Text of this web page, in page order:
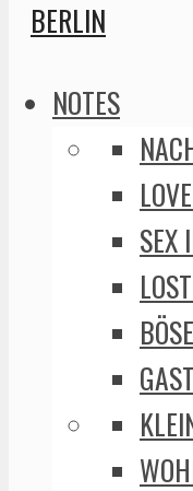
NOTES
SEX